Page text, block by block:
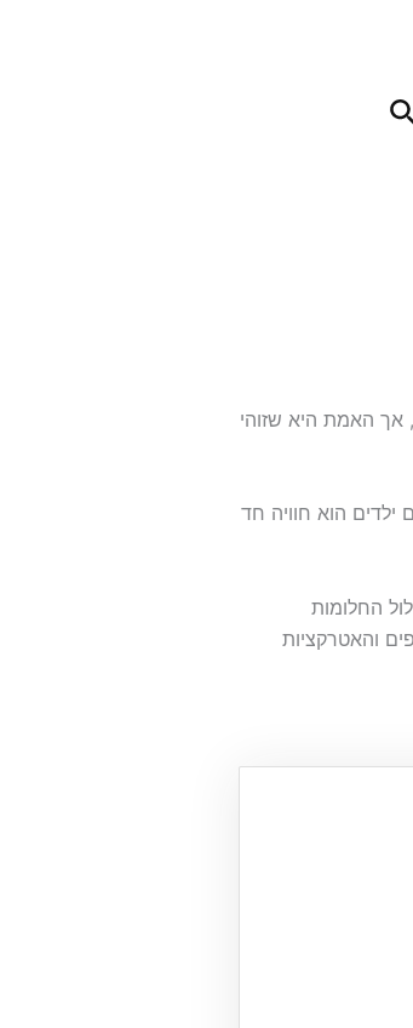
חיפוש
אך האמת היא שזוהי
ילדים הוא חוויה חד
החלומות
והאטרקציות